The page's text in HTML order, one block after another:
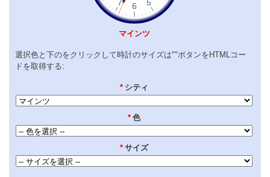
マインツ
選択色と下のをクリックして時計のサイズは""ボタンをHTMLコー
ドを取得する:
* シティ
* 色
* サイズ